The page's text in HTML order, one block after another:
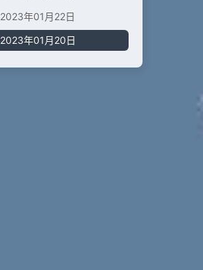
2023年01月22日
2023年01月20日